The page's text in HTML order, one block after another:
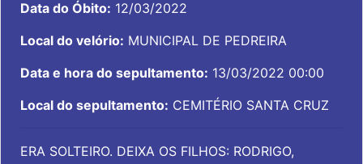
Data do Óbito: 12/03/2022
Local do velório: MUNICIPAL DE PEDREIRA
Data e hora do sepultamento: 13/03/2022 00:00
Local do sepultamento: CEMITÉRIO SANTA CRUZ
ERA SOLTEIRO. DEIXA OS FILHOS: RODRIGO,